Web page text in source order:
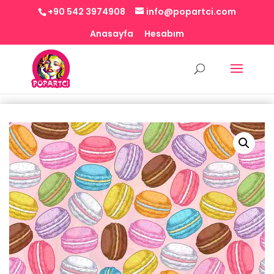
+90 542 3974908
info@popartci.com
Anasayfa
Hesabım